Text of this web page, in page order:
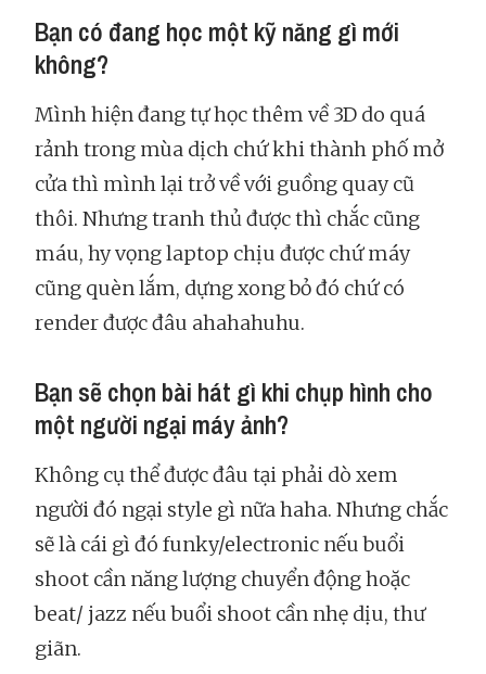
Bạn có đang học một kỹ năng gì mới
không?
Mình hiện đang tự học thêm về 3D do quá
rảnh trong mùa dịch chứ khi thành phố mở
cửa thì mình lại trở về với guồng quay cũ
thôi. Nhưng tranh thủ được thì chắc cũng
máu, hy vọng laptop chịu được chứ máy
cũng quèn lắm, dựng xong bỏ đó chứ có
render được đâu ahahahuhu.
Bạn sẽ chọn bài hát gì khi chụp hình cho
một người ngại máy ảnh?
Không cụ thể được đâu tại phải dò xem
người đó ngại style gì nữa haha. Nhưng chắc
sẽ là cái gì đó funky/electronic nếu buổi
shoot cần năng lượng chuyển động hoặc
beat/ jazz nếu buổi shoot cần nhẹ dịu, thư
giãn.